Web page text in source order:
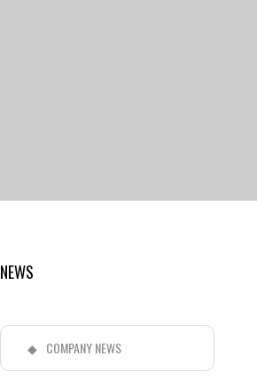
NEWS
COMPANY NEWS